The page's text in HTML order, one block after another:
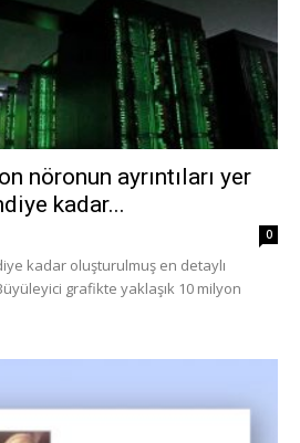
nöronun ayrıntıları yer
kadar...
0
kadar oluşturulmuş en detaylı
grafikte yaklaşık 10 milyon